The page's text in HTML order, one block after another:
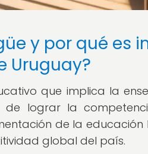
y por qué es
Uruguay?
que implica la
de lograr la
de la
global del país.